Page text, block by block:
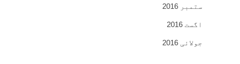
ستمبر 2016
اگست 2016
جولائی 2016